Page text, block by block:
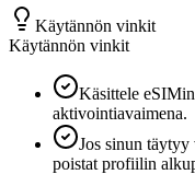
Käytännön vinkit
Käytännön vinkit
Käsittele
aktivointiavaimena.
Jos sinun täytyy
poistat profiilin